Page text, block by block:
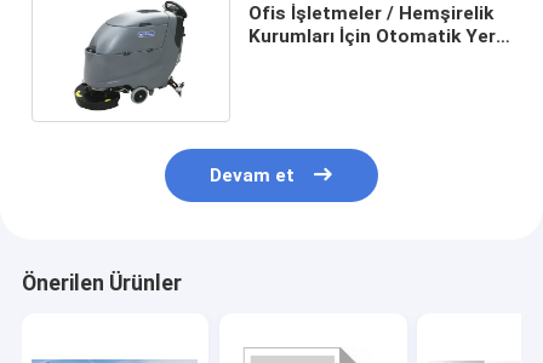
Ofis İşletmeler / Hemşirelik
Kurumları İçin Otomatik Yer
Devam et
Önerilen Ürünler